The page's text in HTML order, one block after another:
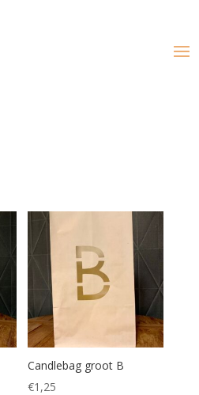
Candlebag groot B
€1,25